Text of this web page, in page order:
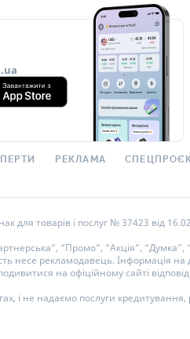
РЕКЛАМА
для товарів і послуг № 37423 від
“Промо”, “Акція”, “Думка”,
несе рекламодавець. Інформація
на офіційному сайті
і не надаємо послуги